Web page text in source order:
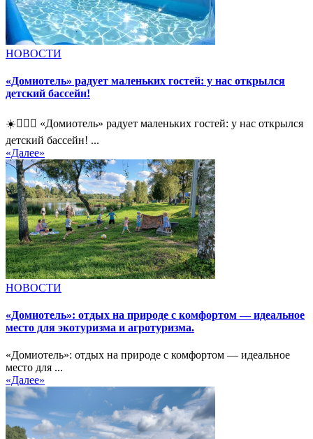
НОВОСТИ
«Домиотель» радует маленьких гостей: у нас открылся
детский бассейн!
☀️🏊‍♀️💧 «Домиотель» радует маленьких гостей: у нас открылся
детский бассейн! ...
«Далее»
НОВОСТИ
«Домиотель»: отдых на природе с комфортом — идеальное
место для экотуризма и агротуризма.
«Домиотель»: отдых на природе с комфортом — идеальное
место для ...
«Далее»